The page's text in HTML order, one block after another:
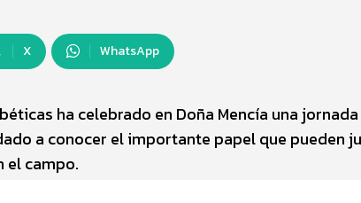
X WhatsApp
ha celebrado en Doña Mencía una
a conocer el importante papel que pueden
el campo.